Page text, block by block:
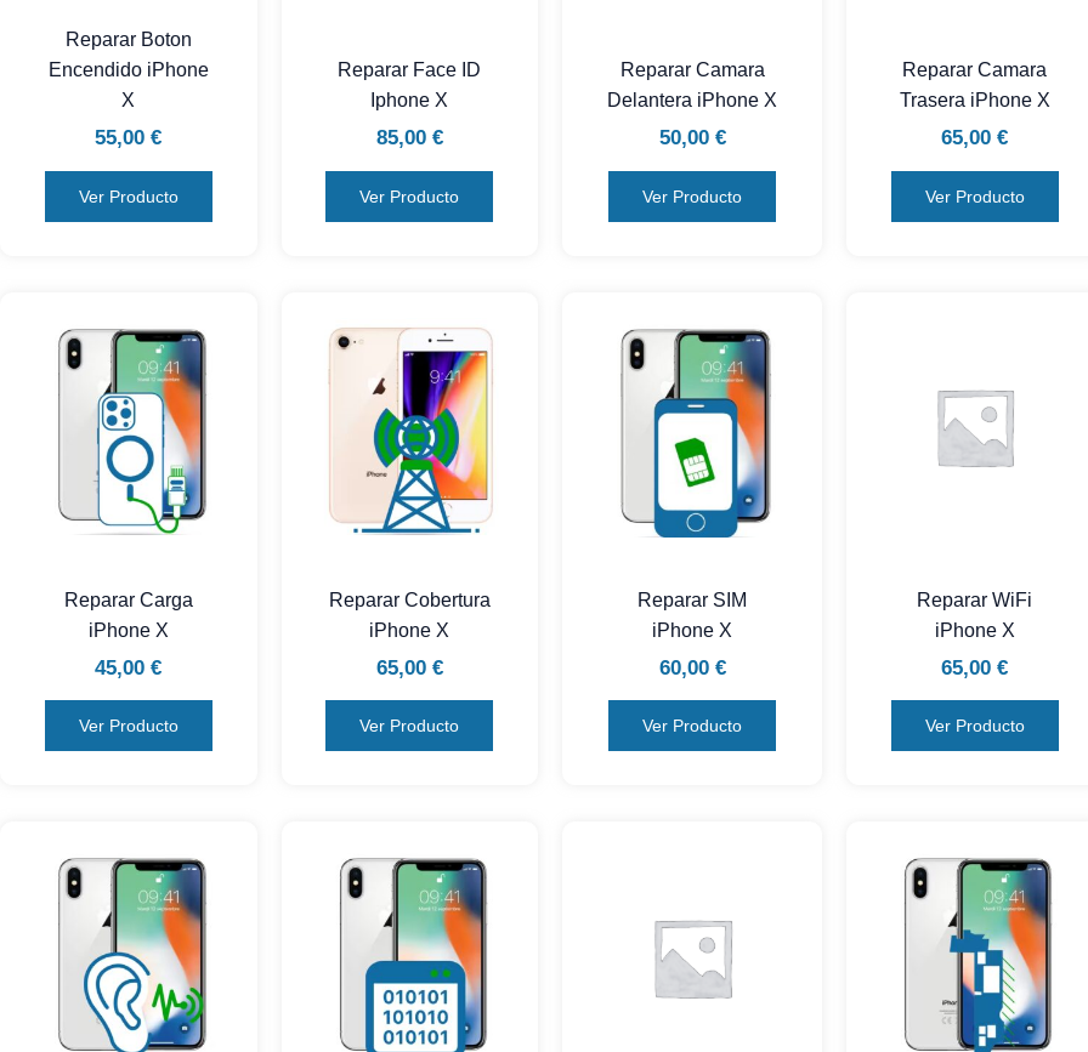
Reparar Boton
Encendido iPhone
X
55,00€
Ver Producto
Reparar Face ID
Iphone X
85,00 €
Ver Producto
Reparar Camara
Delantera iPhone X
50,00 €
Ver Producto
Reparar Camara
Trasera iPhone X
65,00€
Ver Producto
Reparar Carga
iPhone X
45,00€
Ver Producto
Reparar Cobertura
iPhone X
65,00 €
Ver Producto
Reparar SIM
iPhone X
60,00 €
Ver Producto
Reparar WiFi
iPhone X
65,00€
Ver Producto